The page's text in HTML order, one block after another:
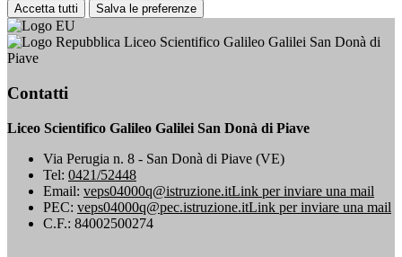
Accetta tutti Salva le preferenze
Liceo Scientifico Galileo Galilei San Donà di
Piave
Contatti
Liceo Scientifico Galileo Galilei San Donà di Piave
Via Perugia n. 8 - San Donà di Piave (VE)
Tel: 0421/52448
Email: veps04000q@istruzione.itLink per inviare una mail
PEC: veps04000q@pec.istruzione.itLink per inviare una mail
C.F.: 84002500274